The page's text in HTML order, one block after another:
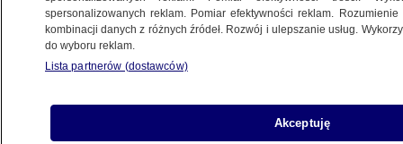
Udostępnij
wtorek policja zatrzymała pod zarzutem
potrącenia swoim bmw dwóch protestujących
spersonalizowanych reklam. Pomiar efektywności reklam.
kombinacji danych z różnych źródeł. Rozwój i ulepszanie usług.
do wyboru reklam.
Lista partnerów (dostawców)
Akceptuję